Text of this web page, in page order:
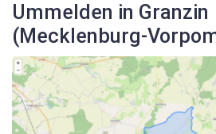
Ummelden in Granzin
(Mecklenburg-